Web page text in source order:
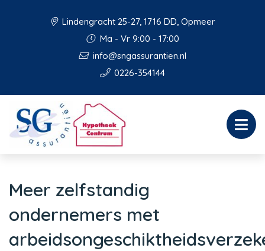
Lindengracht 25-27, 1716 DD, Opmeer
Ma - Vr 9:00 - 17:00
info@sngassurantien.nl
0226-354144
Meer zelfstandig
ondernemers met